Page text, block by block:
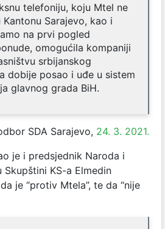
telefoniju, koju Mtel ne
Kantonu Sarajevo, kao i
na prvi pogled
omogućila kompaniji
srbijanskog
dobije posao i uđe u sistem
glavnog grada BiH.
SDA Sarajevo, 24. 3. 2021.
je i predsjednik Naroda i
KS-a Elmedin
je “protiv Mtela”, te da “nije